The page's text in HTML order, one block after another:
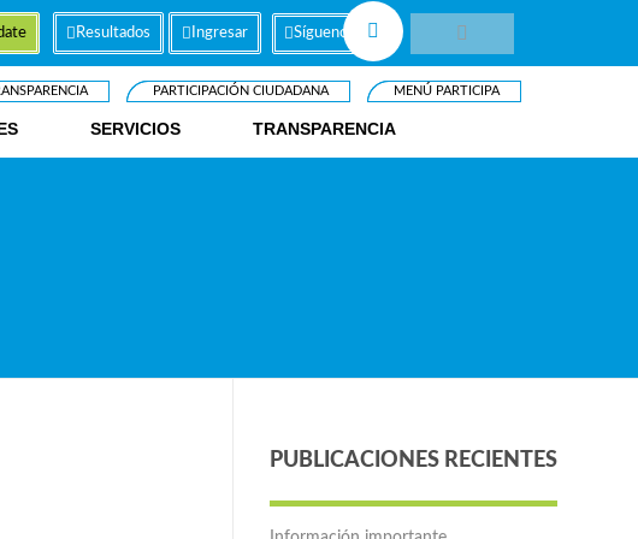
Resultados Ingresar Síguenos
PARTICIPACIÓN CIUDADANA MENÚ PARTICIPA
SERVICIOS TRANSPARENCIA
PUBLICACIONES RECIENTES